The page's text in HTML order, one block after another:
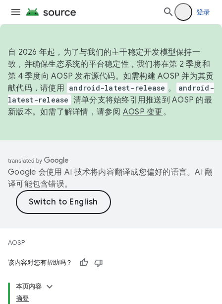
登录
自 2026 年起，为了与我们的主干稳定开发模型保持一
致，并确保生态系统的平台稳定性，我们将在第 2 季度和
第 4 季度向 AOSP 发布源代码。如需构建 AOSP 并为其贡
献代码，请使用 android-latest-release 。
android-
latest-release 清单分支将始终引用推送到 AOSP 的最
新版本。如需了解详情，请参阅 AOSP 变更。
Google 会使用 AI 技术将内容翻译成您偏好的语言。AI 翻
译可能包含错误。
AOSP
该内容对您有帮助吗？
本页内容
摘要